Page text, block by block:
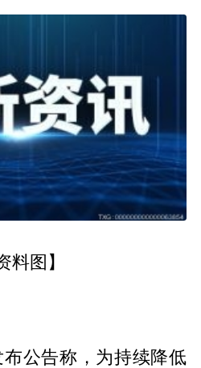
料图】
布公告称，为持续降低